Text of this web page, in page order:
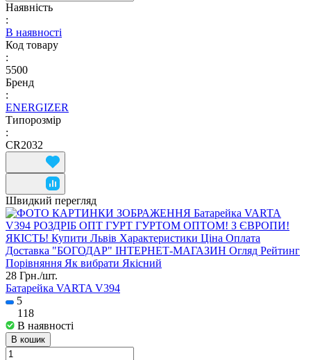
Наявність
:
В наявності
Код товару
:
5500
Бренд
:
ENERGIZER
Типорозмір
:
CR2032
Швидкий перегляд
28 Грн./шт.
Батарейка VARTA V394
5
118
В наявності
В кошик